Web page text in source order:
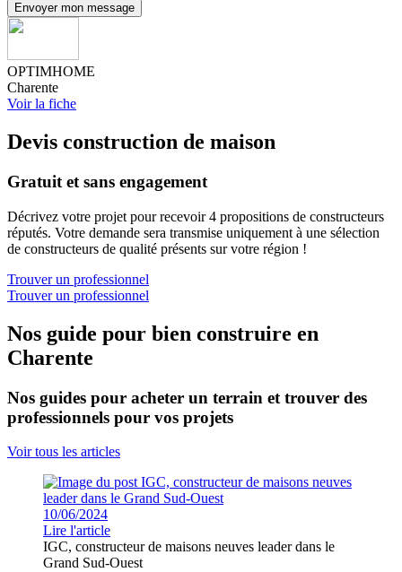
Envoyer mon message
OPTIMHOME
Charente
Voir la fiche
Devis construction de maison
Gratuit et sans engagement
Décrivez votre projet pour recevoir 4 propositions de constructeurs
réputés. Votre demande sera transmise uniquement à une sélection
de constructeurs de qualité présents sur votre région !
Trouver un professionnel
Trouver un professionnel
Nos guide pour bien construire en
Charente
Nos guides pour acheter un terrain et trouver des
professionnels pour vos projets
Voir tous les articles
10/06/2024
Lire l'article
IGC, constructeur de maisons neuves leader dans le
Grand Sud-Ouest